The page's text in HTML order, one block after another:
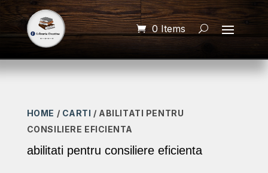
0 Items
HOME / CARTI / ABILITATI PENTRU
CONSILIERE EFICIENTA
abilitati pentru consiliere eficienta